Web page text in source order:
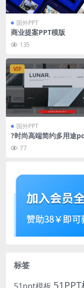
国外PPT
商业提案PPT模版
135
VIP
国外PPT
?时尚高端简约多用途
oint幻灯片演示模板（
77
标签